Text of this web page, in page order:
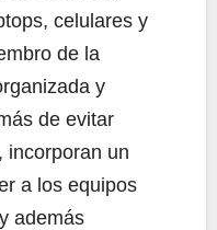
celulares y
de la
y
de evitar
incorporan un
a los equipos
además